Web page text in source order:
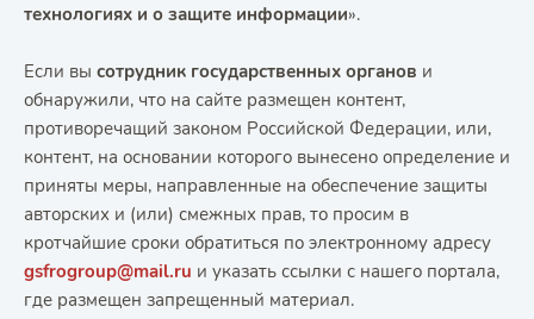
технологиях и о защите информации».
Если вы сотрудник государственных органов и
обнаружили, что на сайте размещен контент,
противоречащий законом Российской Федерации, или,
контент, на основании которого вынесено определение и
приняты меры, направленные на обеспечение защиты
авторских и (или) смежных прав, то просим в
кротчайшие сроки обратиться по электронному адресу
gsfrogroup@mail.ru и указать ссылки с нашего портала,
где размещен запрещенный материал.